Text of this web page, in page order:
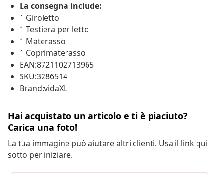
La consegna include:
1 Giroletto
1 Testiera per letto
1 Materasso
1 Coprimaterasso
EAN:8721102713965
SKU:3286514
Brand:vidaXL
Hai acquistato un articolo e ti è piaciuto?
Carica una foto!
La tua immagine può aiutare altri clienti. Usa il link qui
sotto per iniziare.